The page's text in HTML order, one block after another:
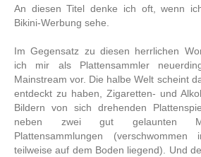
An diesen Titel denke ich oft, wenn
Bikini-Werbung sehe.
Im Gegensatz zu diesen herrlichen
ich mir als Plattensammler
Mainstream vor. Die halbe Welt scheint
entdeckt zu haben, Zigaretten- und
Bildern von sich drehenden
neben zwei gut gelaunten
Plattensammlungen
teilweise auf dem Boden liegend). Und